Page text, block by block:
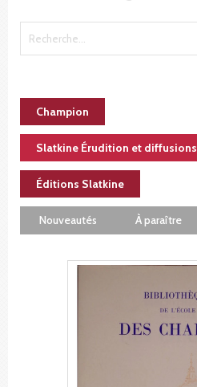
Champion
Slatkine Érudition et diffusions
Éditions Slatkine
Nouveautés À paraître